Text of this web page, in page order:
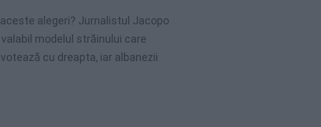
aceste alegeri? Jurnalistul Jacopo
valabil modelul străinului care
votează cu dreapta, iar albanezii